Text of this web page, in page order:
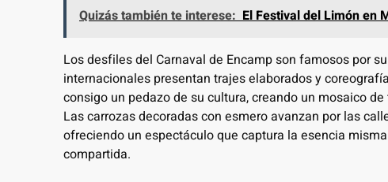
Quizás también te interese: El Festival del Limón en
Los desfiles del Carnaval de Encamp son famosos por su
internacionales presentan trajes elaborados y
consigo un pedazo de su cultura, creando un mosaico
Las carrozas decoradas con esmero avanzan por las
ofreciendo un espectáculo que captura la esencia
compartida.